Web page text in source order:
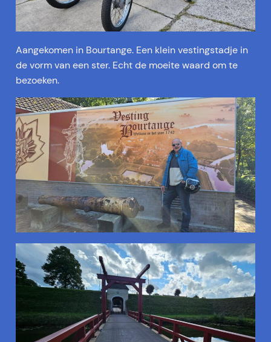
Aangekomen in Bourtange. Een klein vestingstadje in
de vorm van een ster. Echt de moeite waard om te
bezoeken.